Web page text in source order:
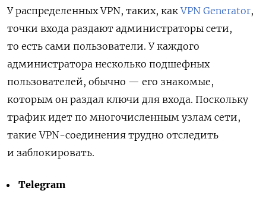
У распределенных VPN, таких, какVPN Generator,
точки входа раздают администраторы сети,
то есть сами пользователи. У каждого
администратора несколько подшефных
пользователей, обычно — его знакомые,
которым он раздал ключи для входа. Поскольку
трафик идет по многочисленным узлам сети,
такие VPN-соединения трудно отследить
и заблокировать.
Telegram